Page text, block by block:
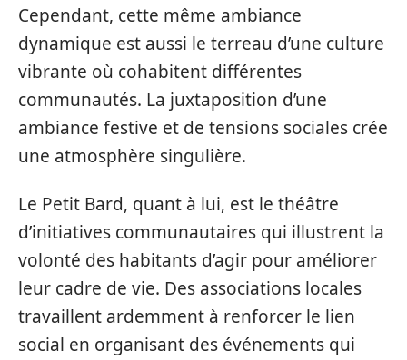
Cependant, cette même ambiance
dynamique est aussi le terreau d’une culture
vibrante où cohabitent différentes
communautés. La juxtaposition d’une
ambiance festive et de tensions sociales crée
une atmosphère singulière.
Le Petit Bard, quant à lui, est le théâtre
d’initiatives communautaires qui illustrent la
volonté des habitants d’agir pour améliorer
leur cadre de vie. Des associations locales
travaillent ardemment à renforcer le lien
social en organisant des événements qui